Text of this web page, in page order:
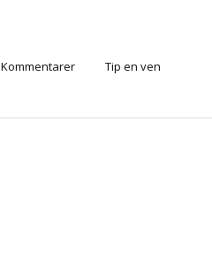
Kommentarer Tip en ven